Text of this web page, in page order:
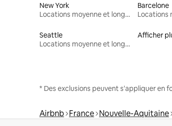
New York
Locations moyenne et longue durée
Barcelone
Seattle
Locations moyenne et longue durée
Afficher
* Des exclusions peuvent s'appliquer en
Airbnb France Nouvelle-Aquitaine